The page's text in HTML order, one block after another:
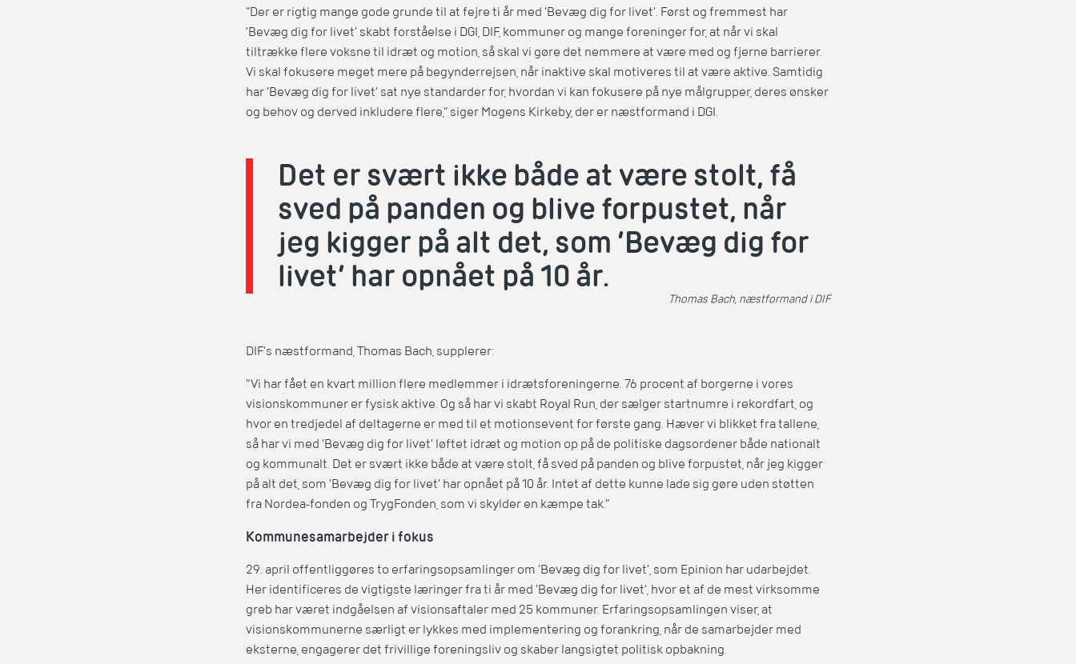
”Der er rigtig mange gode grunde til at fejre ti år med ’Bevæg dig for livet’. Først og fremmest har
’Bevæg dig for livet’ skabt forståelse i DGI, DIF, kommuner og mange foreninger for, at når vi skal
tiltrække flere voksne til idræt og motion, så skal vi gøre det nemmere at være med og fjerne barrierer.
Vi skal fokusere meget mere på begynderrejsen, når inaktive skal motiveres til at være aktive. Samtidig
har ’Bevæg dig for livet’ sat nye standarder for, hvordan vi kan fokusere på nye målgrupper, deres ønsker
og behov og derved inkludere flere,” siger Mogens Kirkeby, der er næstformand i DGI.
Det er svært ikke både at være stolt, få
sved på panden og blive forpustet, når
jeg kigger på alt det, som ’Bevæg dig for
livet’ har opnået på 10 år.
Thomas Bach, næstformand i DIF
DIF’s næstformand, Thomas Bach, supplerer:
”Vi har fået en kvart million flere medlemmer i idrætsforeningerne. 76 procent af borgerne i vores
visionskommuner er fysisk aktive. Og så har vi skabt Royal Run, der sælger startnumre i rekordfart, og
hvor en tredjedel af deltagerne er med til et motionsevent for første gang. Hæver vi blikket fra tallene,
så har vi med ’Bevæg dig for livet’ løftet idræt og motion op på de politiske dagsordener både nationalt
og kommunalt. Det er svært ikke både at være stolt, få sved på panden og blive forpustet, når jeg kigger
på alt det, som ’Bevæg dig for livet’ har opnået på 10 år. Intet af dette kunne lade sig gøre uden støtten
fra Nordea-fonden og TrygFonden, som vi skylder en kæmpe tak.”
Kommunesamarbejder i fokus
29. april offentliggøres to erfaringsopsamlinger om ’Bevæg dig for livet’, som Epinion har udarbejdet.
Her identificeres de vigtigste læringer fra ti år med ’Bevæg dig for livet’, hvor et af de mest virksomme
greb har været indgåelsen af visionsaftaler med 25 kommuner. Erfaringsopsamlingen viser, at
visionskommunerne særligt er lykkes med implementering og forankring, når de samarbejder med
eksterne, engagerer det frivillige foreningsliv og skaber langsigtet politisk opbakning.